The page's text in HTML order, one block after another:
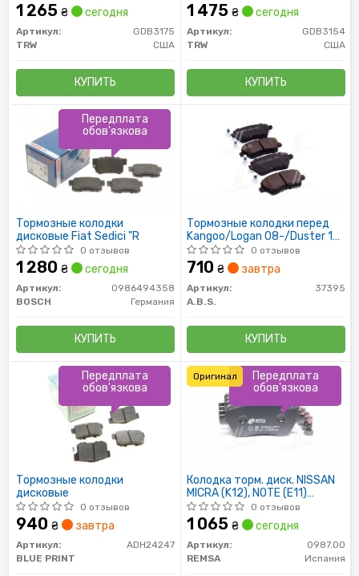
1 265 ₴ сегодня
Артикул:
GDB3175
TRW
США
КУПИТЬ
1 475 ₴ сегодня
Артикул:
GDB3154
TRW
США
КУПИТЬ
Тормозные колодки
дисковые Fiat Sedici "R
0 отзывов
1 280 ₴ сегодня
Артикул:
0986494358
BOSCH
Германия
КУПИТЬ
Передплата
обов'язкова
Тормозные колодки перед
Kangoo/Logan 08-/Duster 10-
(TRW)
0 отзывов
710 ₴ завтра
Артикул:
37395
A.B.S.
КУПИТЬ
Тормозные колодки
дисковые
0 отзывов
940 ₴ завтра
Артикул:
ADH24247
BLUE PRINT
Передплата
обов'язкова
Колодка торм. диск. NISSAN
MICRA (K12), NOTE (E11)
передн. (пр-во REMSA)
0 отзывов
1 065 ₴ сегодня
Артикул:
0987.00
REMSA
Испания
Передплата
обов'язкова
Оригинал